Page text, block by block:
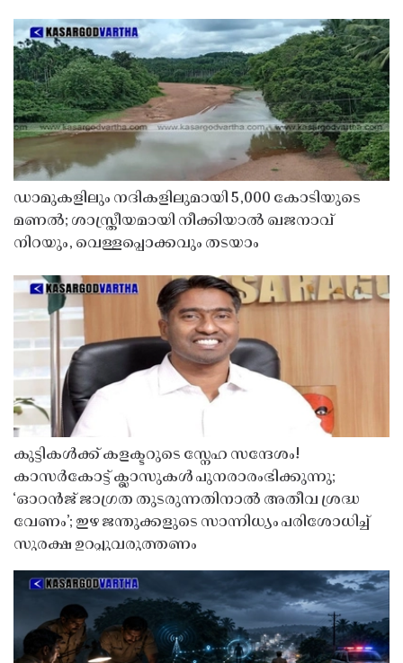
ഡാമുകളിലും നദികളിലുമായി 5,000 കോടിയുടെ
മണൽ; ശാസ്ത്രീയമായി നീക്കിയാൽ ഖജനാവ്
നിറയും, വെള്ളപ്പൊക്കവും തടയാം
കുട്ടികൾക്ക് കളക്ടറുടെ സ്നേഹ സന്ദേശം!
കാസർകോട്ട് ക്ലാസുകൾ പുനരാരംഭിക്കുന്നു;
‘ഓറൻജ് ജാഗ്രത തുടരുന്നതിനാൽ അതീവ ശ്രദ്ധ
വേണം’; ഇഴ ജന്തുക്കളുടെ സാന്നിധ്യം പരിശോധിച്ച്
സുരക്ഷ ഉറപ്പുവരുത്തണം